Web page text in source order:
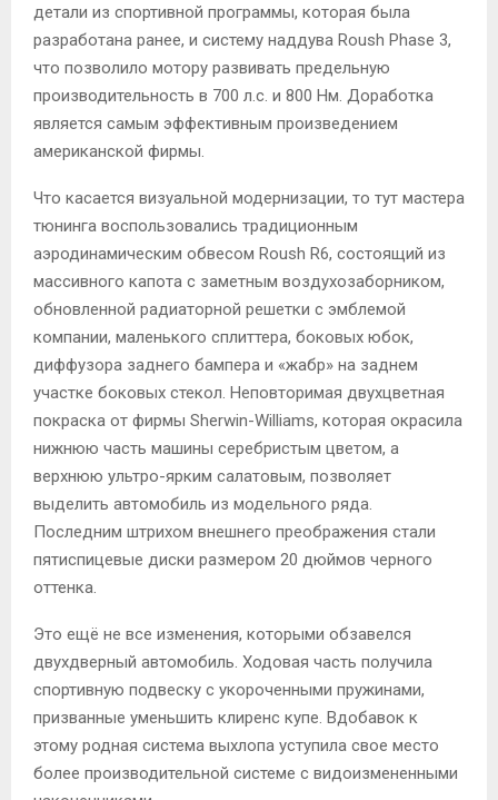
детали из спортивной программы, которая была
разработана ранее, и систему наддува Roush Phase 3,
что позволило мотору развивать предельную
производительность в 700 л.с. и 800 Нм. Доработка
является самым эффективным произведением
американской фирмы.
Что касается визуальной модернизации, то тут мастера
тюнинга воспользовались традиционным
аэродинамическим обвесом Roush R6, состоящий из
массивного капота с заметным воздухозаборником,
обновленной радиаторной решетки с эмблемой
компании, маленького сплиттера, боковых юбок,
диффузора заднего бампера и «жабр» на заднем
участке боковых стекол. Неповторимая двухцветная
покраска от фирмы Sherwin-Williams, которая окрасила
нижнюю часть машины серебристым цветом, а
верхнюю ультро-ярким салатовым, позволяет
выделить автомобиль из модельного ряда.
Последним штрихом внешнего преображения стали
пятиспицевые диски размером 20 дюймов черного
оттенка.
Это ещё не все изменения, которыми обзавелся
двухдверный автомобиль. Ходовая часть получила
спортивную подвеску с укороченными пружинами,
призванные уменьшить клиренс купе. Вдобавок к
этому родная система выхлопа уступила свое место
более производительной системе с видоизмененными